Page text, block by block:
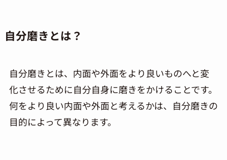
自分磨きとは？
自分磨きとは、内面や外面をより良いものへと変
化させるために自分自身に磨きをかけることです。
何をより良い内面や外面と考えるかは、自分磨きの
目的によって異なります。